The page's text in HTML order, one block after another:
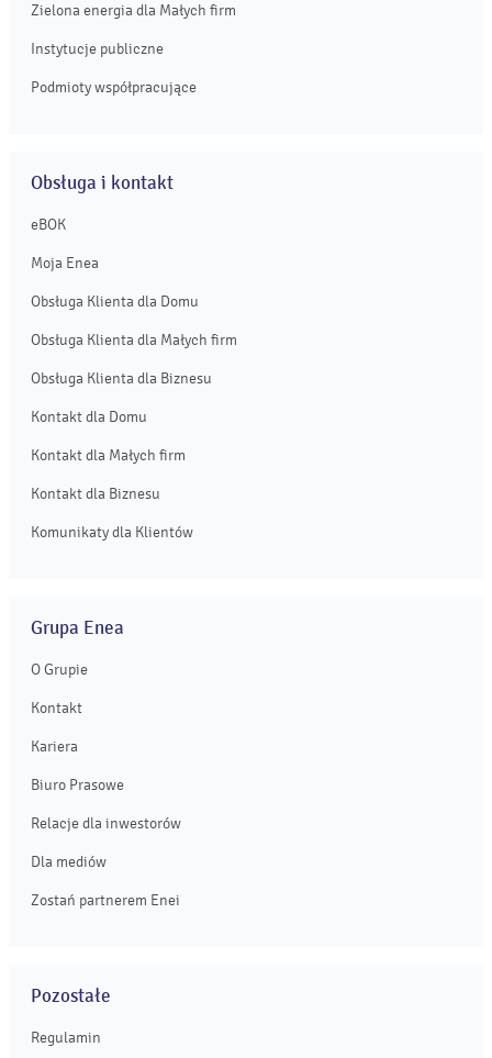
Zielona energia dla Małych firm
Instytucje publiczne
Podmioty współpracujące
Obsługa i kontakt
eBOK
Moja Enea
Obsługa Klienta dla Domu
Obsługa Klienta dla Małych firm
Obsługa Klienta dla Biznesu
Kontakt dla Domu
Kontakt dla Małych firm
Kontakt dla Biznesu
Komunikaty dla Klientów
Grupa Enea
O Grupie
Kontakt
Kariera
Biuro Prasowe
Relacje dla inwestorów
Dla mediów
Zostań partnerem Enei
Pozostałe
Regulamin